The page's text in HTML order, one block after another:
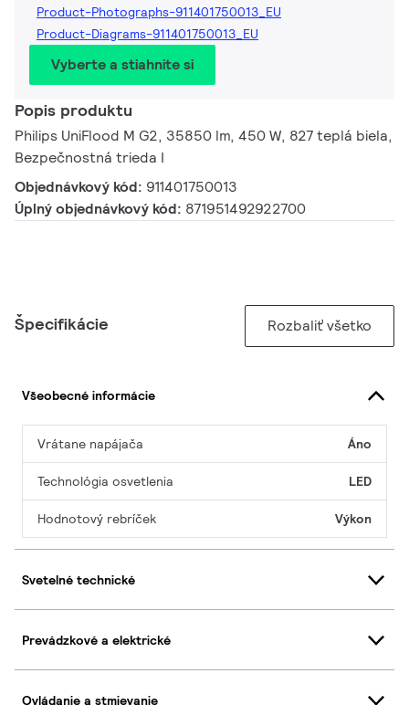
Product-Photographs-911401750013_EU
Product-Diagrams-911401750013_EU
Vyberte a stiahnite si
Popis produktu
Philips UniFlood M G2, 35850 lm, 450 W, 827 teplá biela,
Bezpečnostná trieda I
Objednávkový kód: 911401750013
Úplný objednávkový kód: 871951492922700
Špecifikácie Rozbaliť všetko
Všeobecné informácie
Vrátane napájača Áno
Technológia osvetlenia LED
Hodnotový rebríček Výkon
Svetelné technické
Prevádzkové a elektrické
Ovládanie a stmievanie